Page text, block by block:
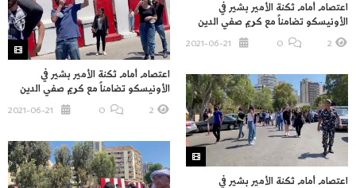
اعتصام أمام ثكنة الأمير بشير في
الأونيسكو تضامناً مع كريم صفي الدين
2
O
اعتصام أمام ثكنة الأمير بشير في
الأونيسكو تضامناً مع كريم صفي الدين
2
O
اعتصام أمام ثكنة الأمير بشير في